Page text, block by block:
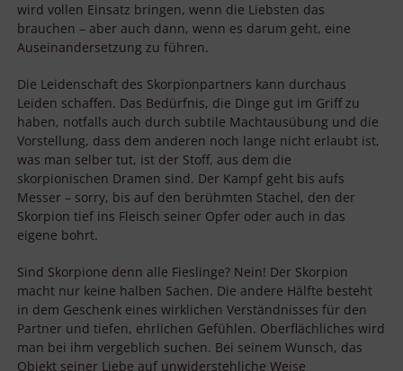
wird vollen Einsatz bringen, wenn die Liebsten das
brauchen – aber auch dann, wenn es darum geht, eine
Auseinandersetzung zu führen.
Die Leidenschaft des Skorpionpartners kann durchaus
Leiden schaffen. Das Bedürfnis, die Dinge gut im Griff zu
haben, notfalls auch durch subtile Machtausübung und die
Vorstellung, dass dem anderen noch lange nicht erlaubt ist,
was man selber tut, ist der Stoff, aus dem die
skorpionischen Dramen sind. Der Kampf geht bis aufs
Messer – sorry, bis auf den berühmten Stachel, den der
Skorpion tief ins Fleisch seiner Opfer oder auch in das
eigene bohrt.
Sind Skorpione denn alle Fieslinge? Nein! Der Skorpion
macht nur keine halben Sachen. Die andere Hälfte besteht
in dem Geschenk eines wirklichen Verständnisses für den
Partner und tiefen, ehrlichen Gefühlen. Oberflächliches wird
man bei ihm vergeblich suchen. Bei seinem Wunsch, das
Objekt seiner Liebe auf unwiderstehliche Weise